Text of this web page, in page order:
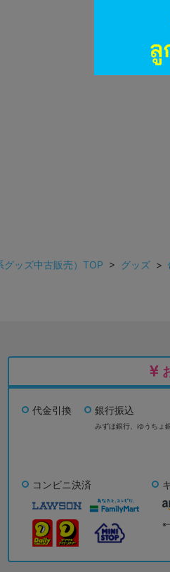
グッズ中古販売）TOP > グッズ >
代金引換 銀行振込
みずほ銀行、 ゆうちょ
コンビニ決済
※